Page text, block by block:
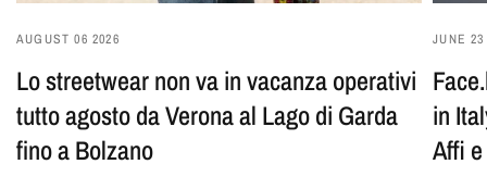
AUGUST 06 2026
Lo streetwear non va in vacanza operativi
tutto agosto da Verona al Lago di Garda
fino a Bolzano
JUNE
in
Affi